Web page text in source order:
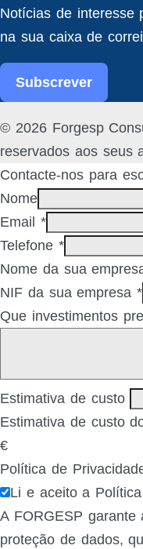
Notícias de interesse
na sua caixa de
Subscrever
Facebook
Linked
In
© 2026 Forgesp
reservados aos seus
Contacte-nos para
Nome
Email *
Telefone *
Nome da sua
NIF da sua empresa*
Que investimentos
Estimativa de custo
Estimativa de custo
€
Política de
Li e aceito a
A FORGESP
proteção de dados,